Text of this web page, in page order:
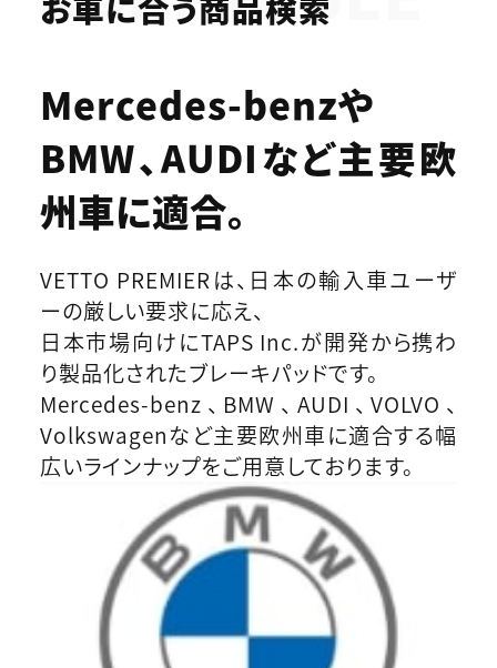
Mercedes-benzや
BMW、AUDIなど主要欧
州車に適合。
VETTO PREMIERは、日本の輸入車ユーザ
ーの厳しい要求に応え、
日本市場向けにTAPS Inc.が開発から携わ
り製品化されたブレーキパッドです。
Mercedes-benz、BMW、AUDI、VOLVO、
Volkswagenなど主要欧州車に適合する幅
広いラインナップをご用意しております。